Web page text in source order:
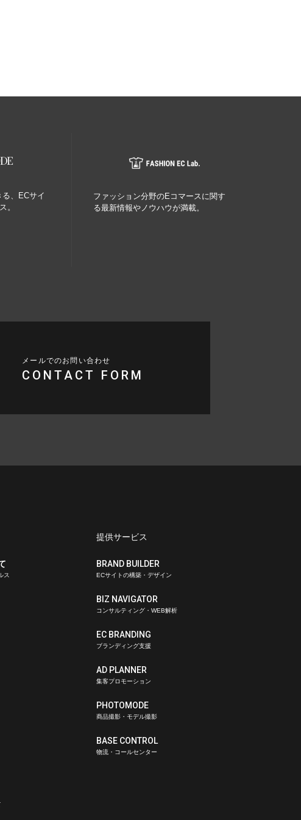
、ECサイ
。
ファッション分野のEコマースに関す
る最新情報やノウハウが満載。
メールでのお問い合わせ
CONTACT FORM
ス
提供サービス
BRAND BUILDER
ECサイトの構築・デザイン
BIZ NAVIGATOR
コンサルティング・WEB解析
EC BRANDING
ブランディング支援
AD PLANNER
集客プロモーション
PHOTOMODE
商品撮影・モデル撮影
BASE CONTROL
物流・コールセンター